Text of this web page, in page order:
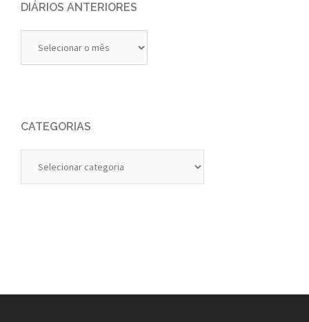
DIÁRIOS ANTERIORES
Anteriores
CATEGORIAS